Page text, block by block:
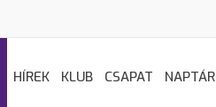
HÍREK KLUB CSAPAT NAPTÁR